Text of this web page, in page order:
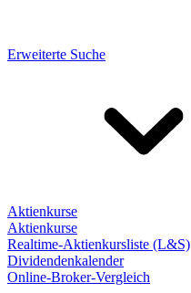
Erweiterte Suche
Aktienkurse
Aktienkurse
Realtime-Aktienkursliste (L&S)
Dividendenkalender
Online-Broker-Vergleich